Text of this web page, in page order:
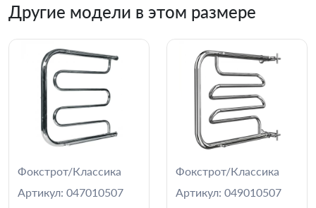
Другие модели в этом размере
Фокстрот/Классика
Артикул: 047010507
Фокстрот/Классика
Артикул: 049010507